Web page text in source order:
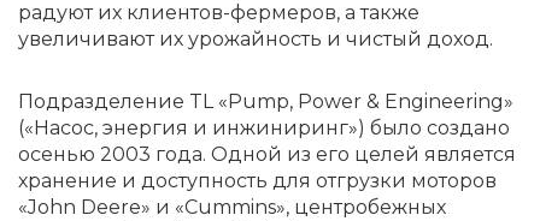
радуют их клиентов-фермеров, а также
увеличивают их урожайность и чистый доход.
Подразделение TL «Pump, Power & Engineering»
(«Насос, энергия и инжиниринг») было создано
осенью 2003 года. Одной из его целей является
хранение и доступность для отгрузки моторов
«John Deere» и «Cummins», центробежных